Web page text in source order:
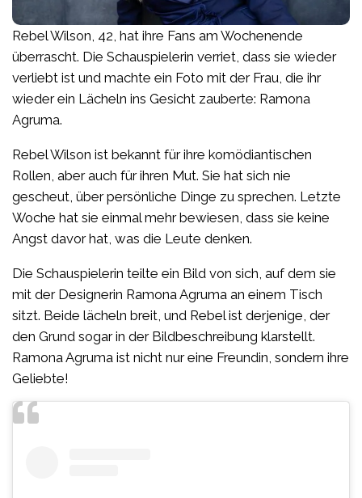
Rebel Wilson, 42, hat ihre Fans am Wochenende
überrascht. Die Schauspielerin verriet, dass sie wieder
verliebt ist und machte ein Foto mit der Frau, die ihr
wieder ein Lächeln ins Gesicht zauberte: Ramona
Agruma.
Rebel Wilson ist bekannt für ihre komödiantischen
Rollen, aber auch für ihren Mut. Sie hat sich nie
gescheut, über persönliche Dinge zu sprechen. Letzte
Woche hat sie einmal mehr bewiesen, dass sie keine
Angst davor hat, was die Leute denken.
Die Schauspielerin teilte ein Bild von sich, auf dem sie
mit der Designerin Ramona Agruma an einem Tisch
sitzt. Beide lächeln breit, und Rebel ist derjenige, der
den Grund sogar in der Bildbeschreibung klarstellt.
Ramona Agruma ist nicht nur eine Freundin, sondern ihre
Geliebte!